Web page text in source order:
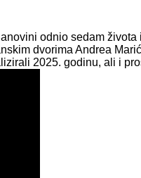
odnio sedam
dvorima Andrea
2025. godinu, ali i